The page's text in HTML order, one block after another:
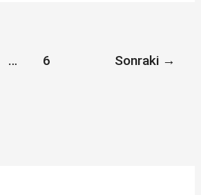
… 6 Sonraki →